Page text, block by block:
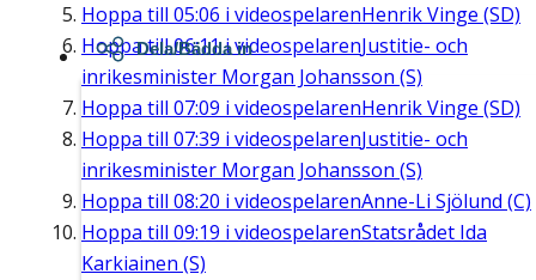
Hoppa till 05:06 i videospelarenHenrik Vinge (SD)
Hoppa till06:11i videospelarenJustitie- och
inrikesminister Morgan Johansson (S)
Hoppa till 07:09 i videospelarenHenrik Vinge (SD)
Hoppa till 07:39 i videospelarenJustitie- och
inrikesminister Morgan Johansson (S)
Hoppa till 08:20 i videospelarenAnne-Li Sjölund (C)
Hoppa till 09:19 i videospelarenStatsrådet Ida
Karkiainen (S)
Dela/Bädda in